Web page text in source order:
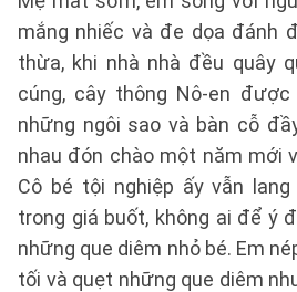
mắng nhiếc và đe dọa đánh
thừa, khi nhà nhà đều quây
cúng, cây thông Nô-en
những ngôi sao và bàn cỗ
nhau đón chào một năm mới
Cô bé tội nghiệp ấy vẫn
trong giá buốt, không ai để ý
những que diêm nhỏ bé. Em
tối và quẹt những que diêm